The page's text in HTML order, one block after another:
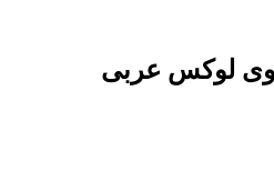
لوکس عربی